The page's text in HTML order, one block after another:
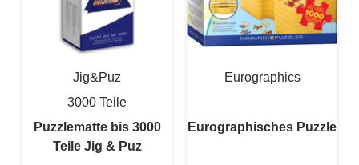
Jig&Puz
3000 Teile
Puzzlematte bis 3000
Teile Jig & Puz
Eurographics
Eurographisches Puzzle